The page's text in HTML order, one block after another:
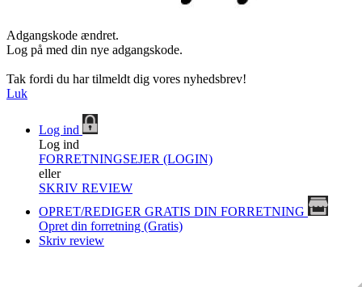
Adgangskode ændret.
Log på med din nye adgangskode.
Tak fordi du har tilmeldt dig vores nyhedsbrev!
Luk
Log ind
Log ind
FORRETNINGSEJER (LOGIN)
eller
SKRIV REVIEW
OPRET/REDIGER GRATIS DIN FORRETNING
Opret din forretning (Gratis)
Skriv review